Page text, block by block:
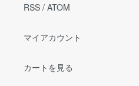
RSS / ATOM
マイアカウント
カートを見る